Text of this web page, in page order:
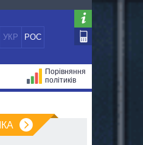
УКР РОС
Порівняння
політиків